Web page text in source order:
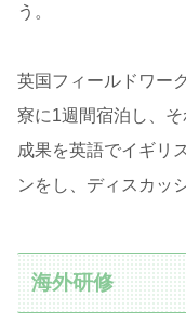
う。
英国フィールドワー
寮に1週間宿泊し、
成果を英語でイギリ
ンをし、ディスカッ
海外研修